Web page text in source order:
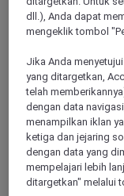
CHAMBERY,
Mercure
dll.), Anda dapat
mengeklik tombol
Jika Anda
yang ditargetkan,
telah
dengan data
menampilkan iklan
ketiga dan jejaring
dengan data yang
mempelajari lebih
ditargetkan" melalui